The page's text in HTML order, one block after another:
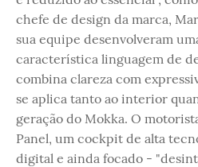
chefe de design da marca,
sua equipe desenvolveram
característica linguagem de
combina clareza com
se aplica tanto ao interior
geração do Mokka. O
Panel, um cockpit de alta
digital e ainda focado -